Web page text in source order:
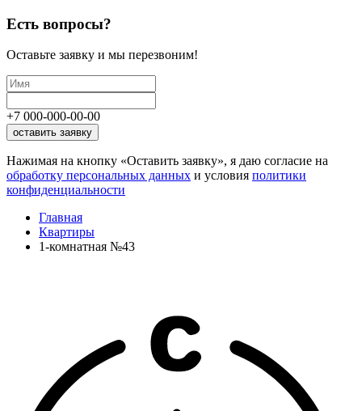
Есть вопросы?
Оставьте заявку и мы перезвоним!
+7 000-000-00-00
оставить заявку
Нажимая на кнопку «Оставить заявку», я даю согласие на
обработку персональных данных и условия политики
конфиденциальности
Главная
Квартиры
1-комнатная №43